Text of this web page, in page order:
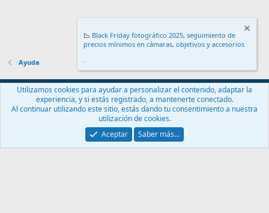
Ayuda
Español (ES)
Contáctanos
Términos y reglas Política de privacidad
Ayuda
Community platform by XenForo® © 2010-2024 XenForo Ltd.
📉 Black Friday fotográfico 2025, seguimiento de
precios mínimos en cámaras, objetivos y accesorios
.
Utilizamos cookies para ayudar a personalizar el contenido, adaptar la
experiencia, y si estás registrado, a mantenerte conectado.
Al continuar utilizando este sitio, estás dando tu consentimiento a nuestra
utilización de cookies.
Aceptar
Saber más…